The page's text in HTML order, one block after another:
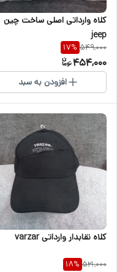
کلاه وارداتی اصلی ساخت چین
jeep
549,000
17%
454,000
افزودن به سبد
کلاه نقابدار وارداتی varzar
521,000
18%